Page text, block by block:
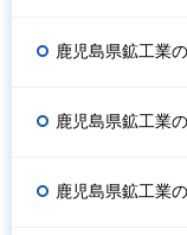
鹿児島県鉱工業
鹿児島県鉱工業
鹿児島県鉱工業